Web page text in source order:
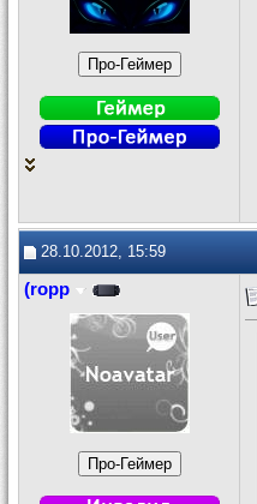
28.10.2012, 15:59
(ropp